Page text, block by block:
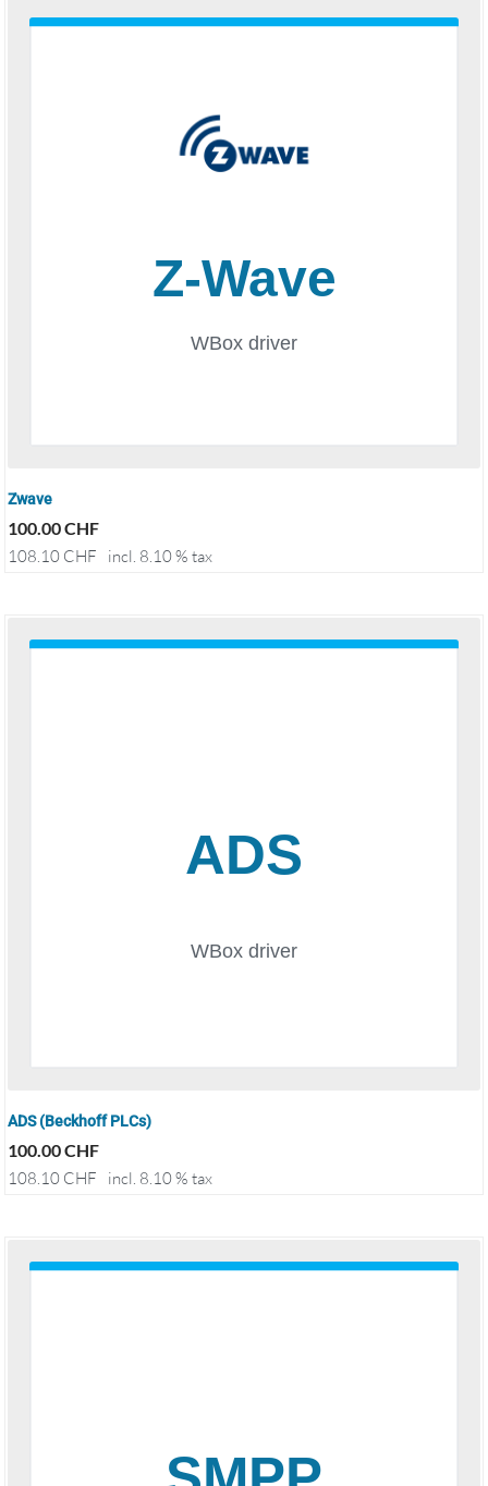
Zwave
100.00CHF
108.10 CHF incl. 8.10 % tax
ADS (Beckhoff PLCs)
100.00CHF
108.10 CHF incl. 8.10 % tax